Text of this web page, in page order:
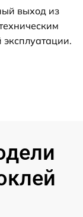
выход из